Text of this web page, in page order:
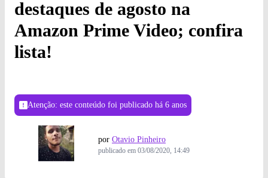
destaques de agosto na
Amazon Prime Video; confira
lista!
Atenção: este conteúdo foi publicado há 6 anos
por Otavio Pinheiro
publicado em 03/08/2020, 14:49